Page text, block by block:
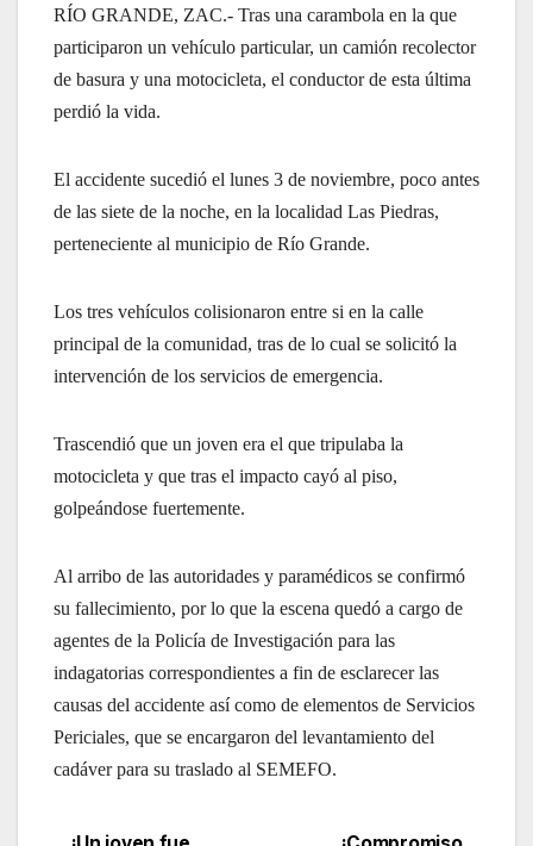
RÍO GRANDE, ZAC.- Tras una carambola en la que
participaron un vehículo particular, un camión recolector
de basura y una motocicleta, el conductor de esta última
perdió la vida.
El accidente sucedió el lunes 3 de noviembre, poco antes
de las siete de la noche, en la localidad Las Piedras,
perteneciente al municipio de Río Grande.
Los tres vehículos colisionaron entre si en la calle
principal de la comunidad, tras de lo cual se solicitó la
intervención de los servicios de emergencia.
Trascendió que un joven era el que tripulaba la
motocicleta y que tras el impacto cayó al piso,
golpeándose fuertemente.
Al arribo de las autoridades y paramédicos se confirmó
su fallecimiento, por lo que la escena quedó a cargo de
agentes de la Policía de Investigación para las
indagatorias correspondientes a fin de esclarecer las
causas del accidente así como de elementos de Servicios
Periciales, que se encargaron del levantamiento del
cadáver para su traslado al SEMEFO.